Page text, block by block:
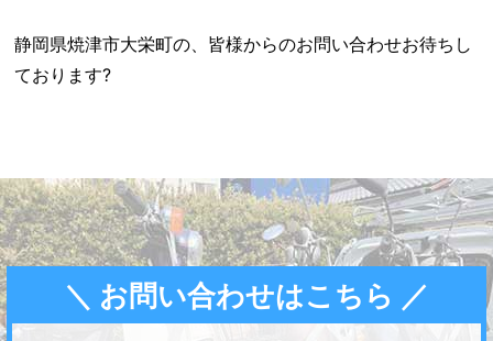
静岡県焼津市大栄町の、皆様からのお問い合わせお待ちし
ております?
＼ お問い合わせはこちら ／